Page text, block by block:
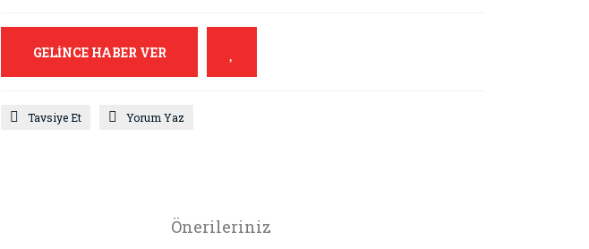
GELİNCE HABER VER
Tavsiye Et Yorum Yaz
Önerileriniz